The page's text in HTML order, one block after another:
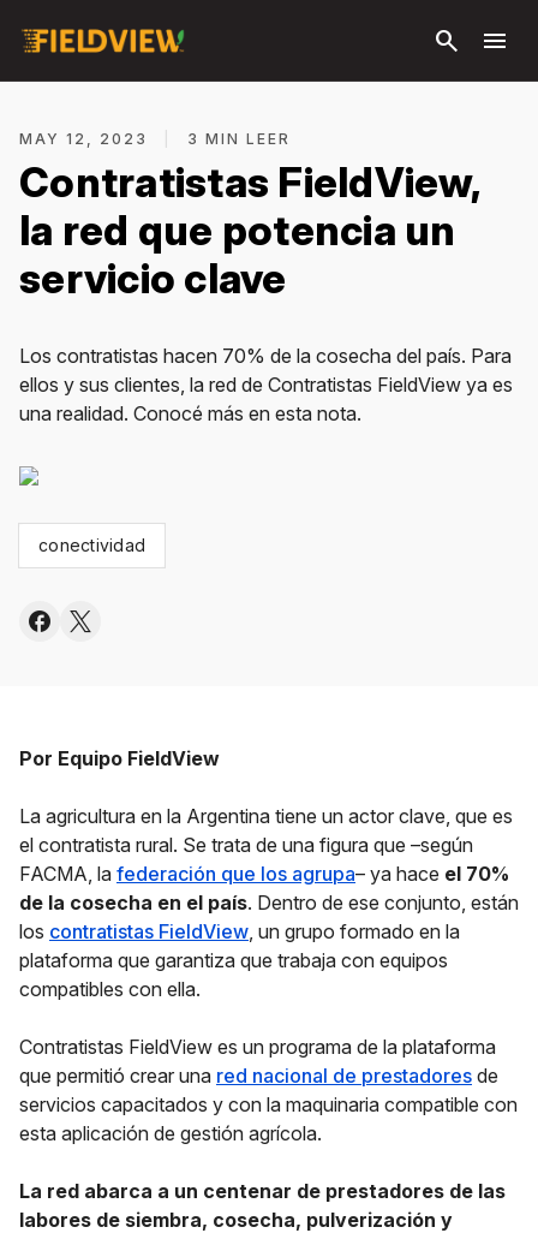
search menu
MAY 12, 2023 3 MIN LEER
Contratistas FieldView,
la red que potencia un
servicio clave
Los contratistas hacen 70% de la cosecha del país. Para
ellos y sus clientes, la red de Contratistas FieldView ya es
una realidad. Conocé más en esta nota.
conectividad
Por Equipo FieldView
La agricultura en la Argentina tiene un actor clave, que es
el contratista rural. Se trata de una figura que –según
FACMA, la federación que los agrupa– ya hace el 70%
de la cosecha en el país. Dentro de ese conjunto, están
los contratistas FieldView, un grupo formado en la
plataforma que garantiza que trabaja con equipos
compatibles con ella.
Contratistas FieldView es un programa de la plataforma
que permitió crear una red nacional de prestadores de
servicios capacitados y con la maquinaria compatible con
esta aplicación de gestión agrícola.
La red abarca a un centenar de prestadores de las
labores de siembra, cosecha, pulverización y